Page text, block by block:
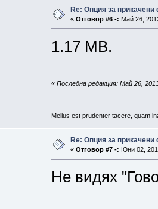
Re: Опция за
« Отговор #6 -: Май 26,
1.17 MB.
« Последна редакция: Май 26,
Melius est prudenter tacere, quam
Re: Опция за
« Отговор #7 -: Юни 02,
Не видях